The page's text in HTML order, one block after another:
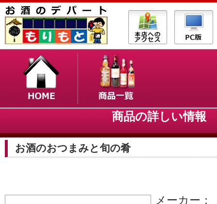
商品の詳しい情
お酒のおつまみと旬の肴
メーカー：